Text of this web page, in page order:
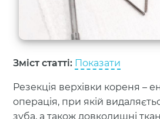
Зміст статті: Показати
Резекція верхівки кореня –
операція, при якій
зуба, а також довколишні